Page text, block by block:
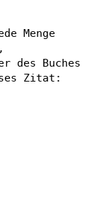
Menge
des Buches
Zitat: